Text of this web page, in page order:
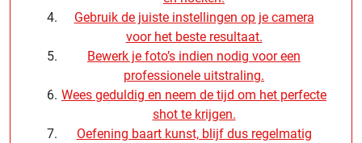
Gebruik de juiste instellingen op je camera
voor het beste resultaat.
Bewerk je foto’s indien nodig voor een
professionele uitstraling.
Wees geduldig en neem de tijd om het perfecte
shot te krijgen.
Oefening baart kunst, blijf dus regelmatig